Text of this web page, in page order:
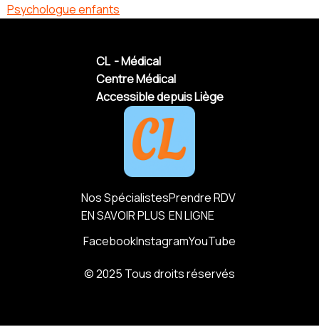
Psychologue enfants
CL - Médical
Centre Médical
Accessible depuis Liège
Nos Spécialistes
EN SAVOIR PLUS
Prendre RDV
EN LIGNE
FacebookInstagramYouTube
© 2025 Tous droits réservés